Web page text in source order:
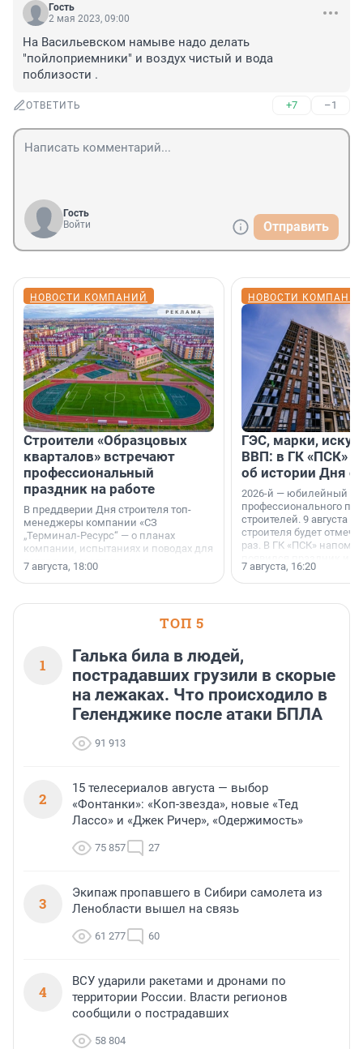
Гость
2 мая 2023, 09:00
На Васильевском намыве надо делать
"пойлоприемники" и воздух чистый и вода
поблизости .
ОТВЕТИТЬ +7 –1
Гость
Войти
Отправить
НОВОСТИ КОМПАНИЙ
Строители «Образцовых
кварталов» встречают
профессиональный
праздник на работе
В преддверии Дня строителя топ-
менеджеры компании «СЗ
„Терминал-Ресурс“ — о планах
компании, испытаниях и поводах для
осторожного оптимизма.
7 августа, 18:00
НОВОСТИ
ГЭС, марки,
ВВП: в ГК «ПСК»
об истории Дня
2026-й — юбилейный
профессионального
строителей. 9 августа
строителя будет
раз. В ГК «ПСК»
поменялась роль
7 августа, 16:20
ТОП 5
1
Галька била в людей,
пострадавших грузили в скорые
на лежаках. Что происходило в
Геленджике после атаки БПЛА
91 913
2
15 телесериалов августа — выбор
«Фонтанки»: «Коп-звезда», новые «Тед
Лассо» и «Джек Ричер», «Одержимость»
75 857 27
3
Экипаж пропавшего в Сибири самолета из
Ленобласти вышел на связь
61 277 60
4
ВСУ ударили ракетами и дронами по
территории России. Власти регионов
сообщили о пострадавших
58 804